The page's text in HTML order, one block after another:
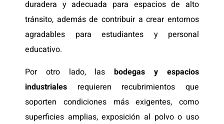
duradera y adecuada para espacios de alto
tránsito, además de contribuir a crear entornos
agradables para estudiantes y personal
educativo.
Por otro lado, lasbodegas y espacios
industriales requieren recubrimientos que
soporten condiciones más exigentes, como
superficies amplias, exposición al polvo o uso